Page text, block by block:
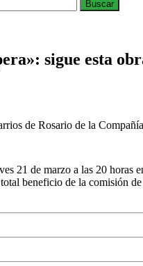
sigue esta
de Rosario de la
21 de marzo a las 20 horas
beneficio de la comisión